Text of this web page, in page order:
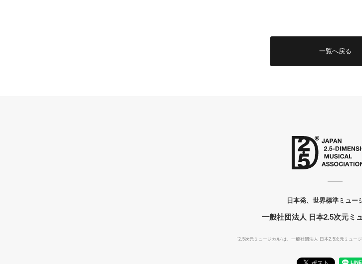
一覧へ戻る
日本発、世界標準ミュー
一般社団法人 日本2.5次元ミ
"2.5次元ミュージカル"は、一般社団法人 日本2.5次元ミュー